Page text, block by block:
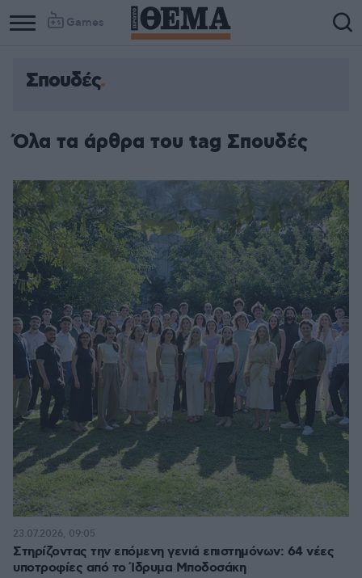
Games
Σπουδές
Όλα τα άρθρα του tag Σπουδές
Στηρίζοντας την επόμενη γενιά επιστημόνων: 64 νέες
υποτροφίες από το Ίδρυμα Μποδοσάκη
23.07.2026, 09:05